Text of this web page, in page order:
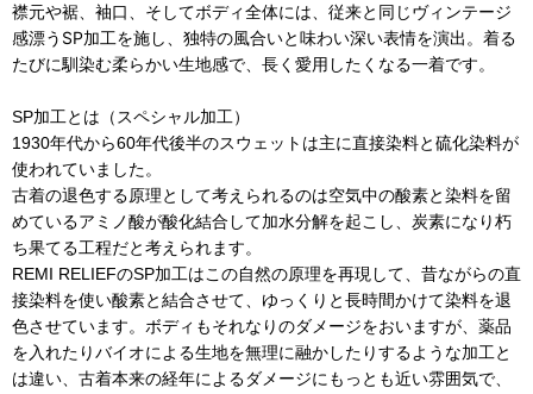
襟元や裾、袖口、そしてボディ全体には、従来と同じヴィンテージ
感漂うSP加工を施し、独特の風合いと味わい深い表情を演出。着る
たびに馴染む柔らかい生地感で、長く愛用したくなる一着です。
SP加工とは（スペシャル加工）
1930年代から60年代後半のスウェットは主に直接染料と硫化染料が
使われていました。
古着の退色する原理として考えられるのは空気中の酸素と染料を留
めているアミノ酸が酸化結合して加水分解を起こし、炭素になり朽
ち果てる工程だと考えられます。
REMI RELIEFのSP加工はこの自然の原理を再現して、昔ながらの直
接染料を使い酸素と結合させて、ゆっくりと長時間かけて染料を退
色させています。ボディもそれなりのダメージをおいますが、薬品
を入れたりバイオによる生地を無理に融かしたりするような加工と
は違い、古着本来の経年によるダメージにもっとも近い雰囲気で、